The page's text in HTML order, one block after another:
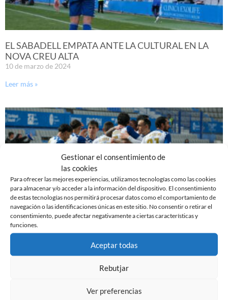
Gestionar el consentimiento de
las cookies
Para ofrecer las mejores experiencias, utilizamos tecnologías como las cookies
para almacenar y/o acceder a la información del dispositivo. El consentimiento
de estas tecnologías nos permitirá procesar datos como el comportamiento de
navegación o las identificaciones únicas en este sitio. No consentir o retirar el
consentimiento, puede afectar negativamente a ciertas características y
funciones.
Aceptar todas
Rebutjar
Ver preferencias
EL SABADELL EMPATA ANTE LA CULTURAL EN LA
NOVA CREU ALTA
10 de marzo de 2024
Leer más »
PREVIA | CE SABADELL – CULTURAL LEONESA